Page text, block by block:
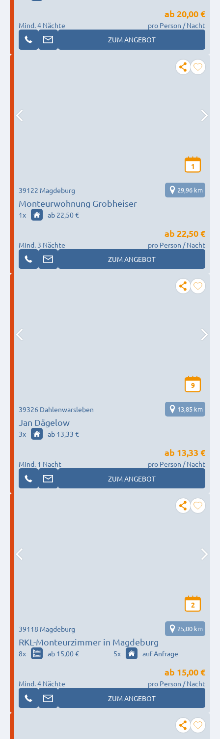
Mind. 4 Nächte
ab 20,00 €
pro Person / Nacht
ZUM ANGEBOT
1
Monteurwohnung Grobheiser
39122 Magdeburg 29,96 km
1x ab 22,50 €
Mind. 3 Nächte
ab 22,50 €
pro Person / Nacht
ZUM ANGEBOT
9
Jan Dägelow
39326 Dahlenwarsleben 13,85 km
3x ab 13,33 €
Mind. 1 Nacht
ab 13,33 €
pro Person / Nacht
ZUM ANGEBOT
2
RKL-Monteurzimmer in Magdeburg
39118 Magdeburg 25,00 km
8x ab 15,00 € 5x auf Anfrage
Mind. 4 Nächte
ab 15,00 €
pro Person / Nacht
ZUM ANGEBOT